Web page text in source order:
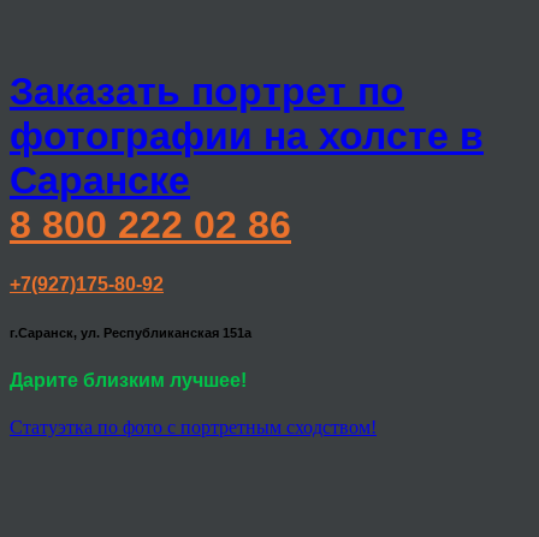
Заказать портрет по
фотографии на холсте в
Саранске
8 800 222 02 86
+7(927)175-80-92
г.Саранск, ул. Республиканская 151а
Дарите близким лучшее!
Статуэтка по фото с портретным сходством!